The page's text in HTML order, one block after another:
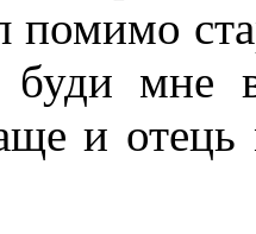
помимо
буди мне
и